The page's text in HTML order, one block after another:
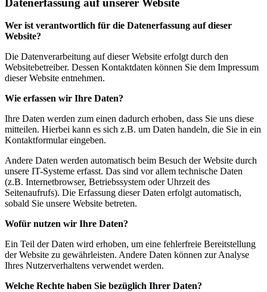
Datenerfassung auf unserer Website
Wer ist verantwortlich für die Datenerfassung auf dieser
Website?
Die Datenverarbeitung auf dieser Website erfolgt durch den
Websitebetreiber. Dessen Kontaktdaten können Sie dem Impressum
dieser Website entnehmen.
Wie erfassen wir Ihre Daten?
Ihre Daten werden zum einen dadurch erhoben, dass Sie uns diese
mitteilen. Hierbei kann es sich z.B. um Daten handeln, die Sie in ein
Kontaktformular eingeben.
Andere Daten werden automatisch beim Besuch der Website durch
unsere IT-Systeme erfasst. Das sind vor allem technische Daten
(z.B. Internetbrowser, Betriebssystem oder Uhrzeit des
Seitenaufrufs). Die Erfassung dieser Daten erfolgt automatisch,
sobald Sie unsere Website betreten.
Wofür nutzen wir Ihre Daten?
Ein Teil der Daten wird erhoben, um eine fehlerfreie Bereitstellung
der Website zu gewährleisten. Andere Daten können zur Analyse
Ihres Nutzerverhaltens verwendet werden.
Welche Rechte haben Sie bezüglich Ihrer Daten?